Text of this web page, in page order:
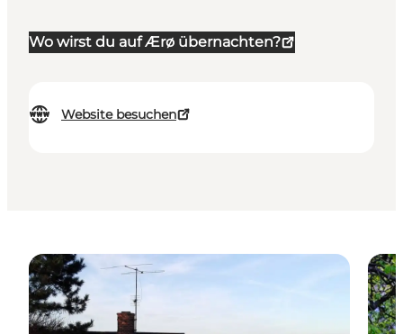
Wo wirst du auf Ærø übernachten?
Website besuchen